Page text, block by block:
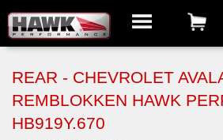
REAR - CHEVROLET
REMBLOKKEN HAWK
HB919Y.670